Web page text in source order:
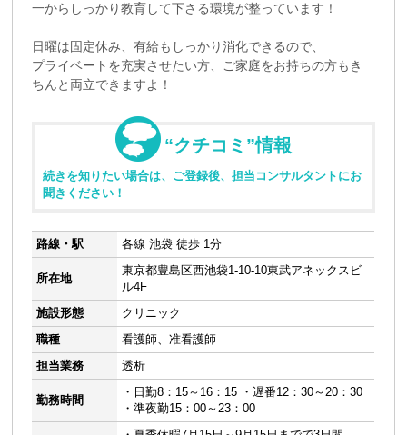
一からしっかり教育して下さる環境が整っています！
日曜は固定休み、有給もしっかり消化できるので、
プライベートを充実させたい方、ご家庭をお持ちの方もき
ちんと両立できますよ！
“クチコミ”情報
続きを知りたい場合は、ご登録後、担当コンサルタントにお
聞きください！
路線・駅 各線 池袋 徒歩 1分
所在地
東京都豊島区西池袋1-10-10東武アネックスビ
ル4F
施設形態
クリニック
職種
看護師、准看護師
担当業務
透析
勤務時間
・日勤8：15～16：15 ・遅番12：30～20：30
・準夜勤15：00～23：00